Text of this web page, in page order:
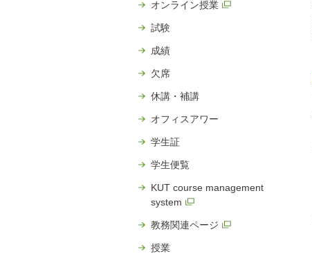
オンライン授業
試験
成績
欠席
休講・補講
オフィスアワー
学生証
学生便覧
KUT course management
system
教務関連ページ
授業